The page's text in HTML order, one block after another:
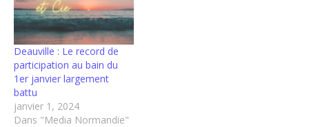
Deauville : Le record de
participation au bain du
1er janvier largement
battu
janvier 1, 2024
Dans "Media Normandie"